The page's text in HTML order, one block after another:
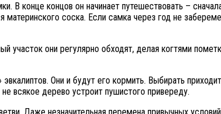
В конце концов он начинает путешествовать –
соска. Если самка через год не
участок они регулярно обходят, делая когтями
Они и будут его кормить. Выбирать
всякое дерево устроит пушистого привереду.